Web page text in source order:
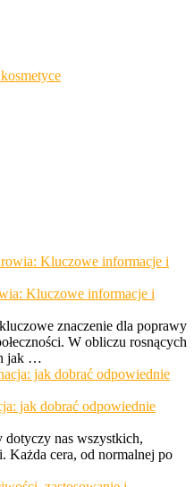
Kluczowe informacje i
znaczenie dla poprawy
W obliczu rosnących
jak …
jak dobrać odpowiednie
dotyczy nas wszystkich,
Każda cera, od normalnej po